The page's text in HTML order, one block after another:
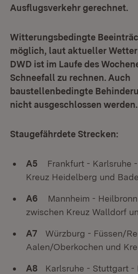
Ausflugsverkehr gerechnet.
Witterungsbedingte
möglich, laut aktueller
DWD ist im Laufe des
Schneefall zu rechnen. Auch
baustellenbedingte
nicht ausgeschlossen werden.
Staugefährdete Strecken:
A5 Frankfurt - Karlsruhe
Kreuz Heidelberg und
A6 Mannheim - Heilbronn
zwischen Kreuz Walldorf
A7 Würzburg - Füssen/
Aalen/Oberkochen und
A8 Karlsruhe - Stuttgart -